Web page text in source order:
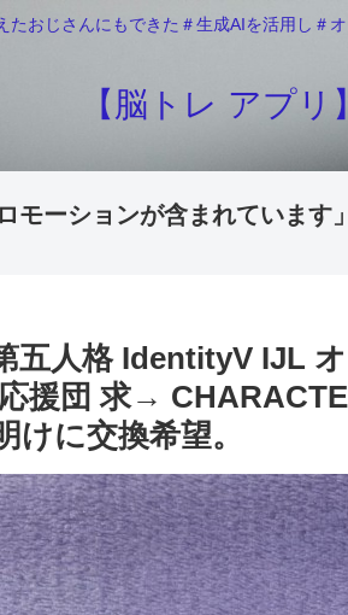
たおじさんにもできた＃生成AIを活用し＃
【脳トレ アプ
モーションが含まれています」
第五人格 IdentityV
援団 求→
けに交換希望。